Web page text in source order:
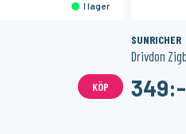
I lager
KÖP
SUNRICHER
349:-